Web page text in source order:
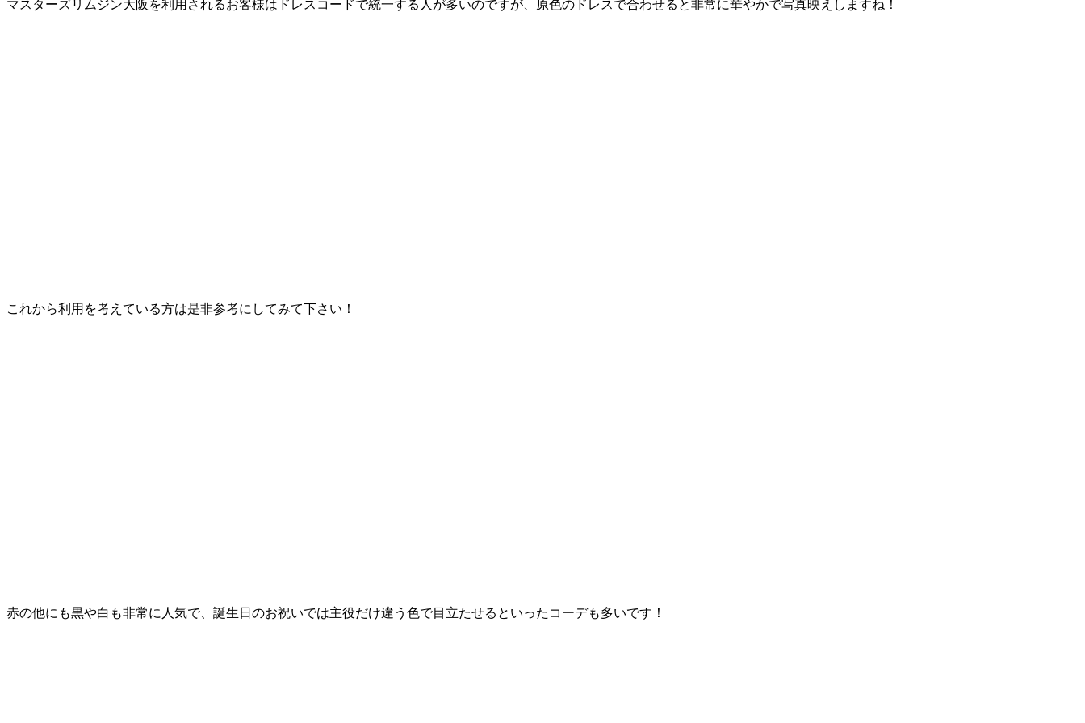
マスターズリムジン大阪を利用されるお客様はドレスコードで統一する人が多いのですが、原色のドレスで合わせると非常に華やかで写真映えしますね！
これから利用を考えている方は是非参考にしてみて下さい！
赤の他にも黒や白も非常に人気で、誕生日のお祝いでは主役だけ違う色で目立たせるといったコーデも多いです！